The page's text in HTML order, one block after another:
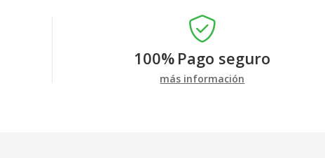
100% Pago seguro
más información